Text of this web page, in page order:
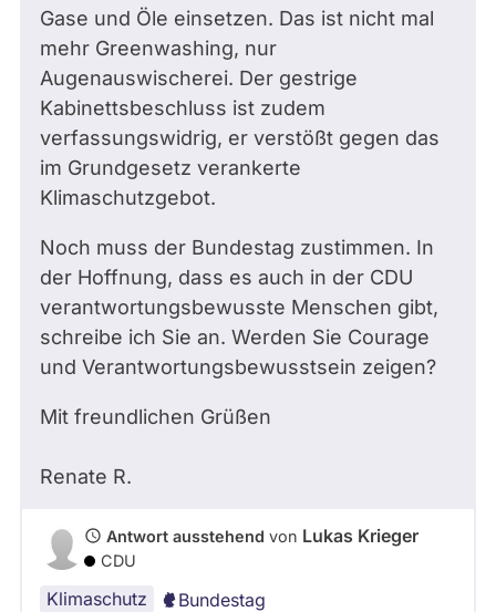
Gase und Öle einsetzen. Das ist nicht mal
mehr Greenwashing, nur
Augenauswischerei. Der gestrige
Kabinettsbeschluss ist zudem
verfassungswidrig, er verstößt gegen das
im Grundgesetz verankerte
Klimaschutzgebot.
Noch muss der Bundestag zustimmen. In
der Hoffnung, dass es auch in der CDU
verantwortungsbewusste Menschen gibt,
schreibe ich Sie an. Werden Sie Courage
und Verantwortungsbewusstsein zeigen?
Mit freundlichen Grüßen
Renate R.
Antwort ausstehend von Lukas Krieger
CDU
Klimaschutz Bundestag